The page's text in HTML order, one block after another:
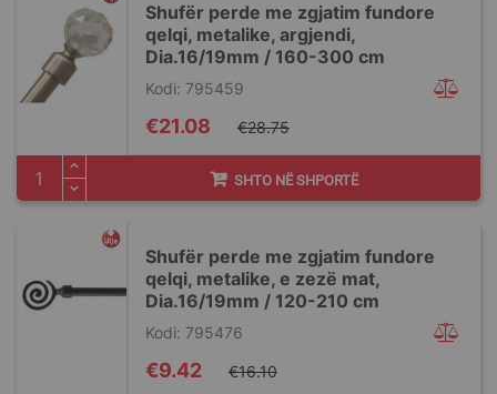
Shufër perde me zgjatim fundore
qelqi, metalike, argjendi,
Dia.16/19mm / 160-300 cm
Kodi: 795459
Special
Price
€21.08 €28.75
SHTO NË SHPORTË
Shufër perde me zgjatim fundore
qelqi, metalike, e zezë mat,
Dia.16/19mm / 120-210 cm
Kodi: 795476
Special
Price
€9.42 €16.10